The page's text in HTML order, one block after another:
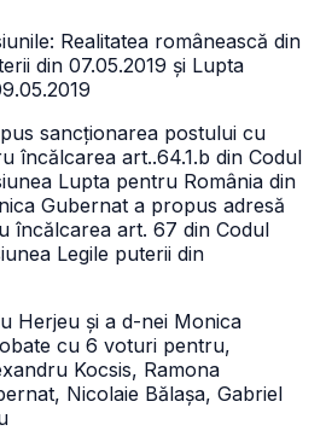
Realitatea românească din
din 07.05.2019 și Lupta
sancționarea postului cu
încălcarea art..64.1.b din Codul
Lupta pentru România din
Gubernat a propus adresă
încălcarea art. 67 din Codul
Legile puterii din
Herjeu și a d-nei Monica
cu 6 voturi pentru,
Kocsis, Ramona
Nicolaie Bălașa, Gabriel